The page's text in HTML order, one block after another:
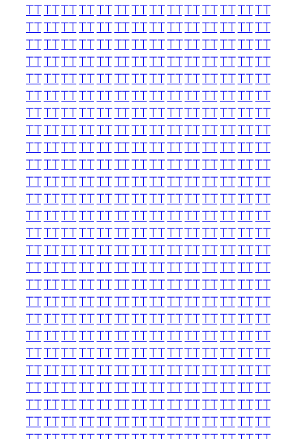
TTTTTTTTTTTTTTTTTTTTTTTTTTTT
TTTTTTTTTTTTTTTTTTTTTTTTTTTT
TTTTTTTTTTTTTTTTTTTTTTTTTTTT
TTTTTTTTTTTTTTTTTTTTTTTTTTTT
TTTTTTTTTTTTTTTTTTTTTTTTTTTT
TTTTTTTTTTTTTTTTTTTTTTTTTTTT
TTTTTTTTTTTTTTTTTTTTTTTTTTTT
TTTTTTTTTTTTTTTTTTTTTTTTTTTT
TTTTTTTTTTTTTTTTTTTTTTTTTTTT
TTTTTTTTTTTTTTTTTTTTTTTTTTTT
TTTTTTTTTTTTTTTTTTTTTTTTTTTT
TTTTTTTTTTTTTTTTTTTTTTTTTTTT
TTTTTTTTTTTTTTTTTTTTTTTTTTTT
TTTTTTTTTTTTTTTTTTTTTTTTTTTT
TTTTTTTTTTTTTTTTTTTTTTTTTTTT
TTTTTTTTTTTTTTTTTTTTTTTTTTTT
TTTTTTTTTTTTTTTTTTTTTTTTTTTT
TTTTTTTTTTTTTTTTTTTTTTTTTTTT
TTTTTTTTTTTTTTTTTTTTTTTTTTTT
TTTTTTTTTTTTTTTTTTTTTTTTTTTT
TTTTTTTTTTTTTTTTTTTTTTTTTTTT
TTTTTTTTTTTTTTTTTTTTTTTTTTTT
TTTTTTTTTTTTTTTTTTTTTTTTTTTT
TTTTTTTTTTTTTTTTTTTTTTTTTTTT
TTTTTTTTTTTTTTTTTTTTTTTTTTTT